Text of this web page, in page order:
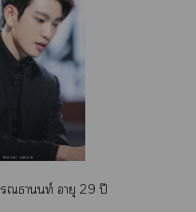
ณธานนท์ อายุ 29 ปี